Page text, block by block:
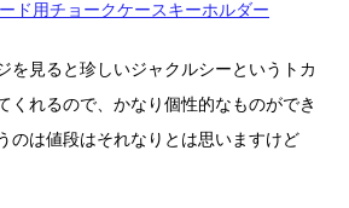
ド用チョークケースキーホルダー
を見ると珍しいジャクルシーというトカ
くれるので、かなり個性的なものができ
のは値段はそれなりとは思いますけど